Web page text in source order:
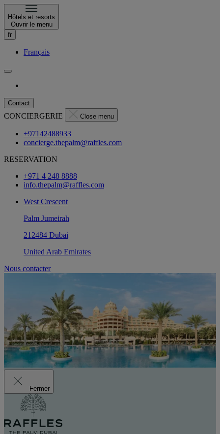
Hôtels et resorts
Ouvrir le menu
fr
Français
Contact
CONCIERGERIE Close menu
+97142488933
concierge.thepalm@raffles.com
RESERVATION
+971 4 248 8888
info.thepalm@raffles.com
West Crescent
Palm Jumeirah
212484 Dubai
United Arab Emirates
Nous contacter
Fermer